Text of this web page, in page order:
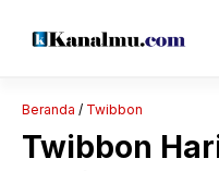
Beranda / Twibbon
Twibbon